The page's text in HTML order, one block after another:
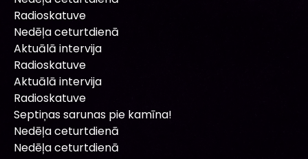
Radioskatuve
Nedēļa ceturtdienā
Aktuālā intervija
Radioskatuve
Aktuālā intervija
Radioskatuve
Septiņas sarunas pie kamīna!
Nedēļa ceturtdienā
Nedēļa ceturtdienā